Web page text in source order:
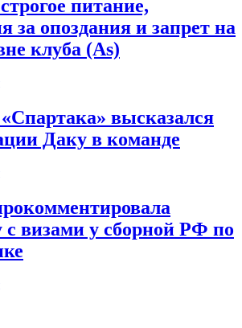
питание,
за опоздания и запрет на
клуба (As)
высказался
Даку в команде
с визами у сборной РФ по